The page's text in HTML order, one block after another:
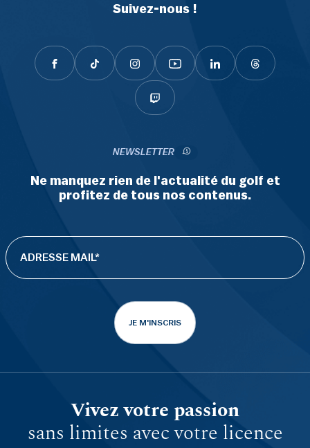
Suivez-nous !
NEWSLETTER
Ne manquez rien de l'actualité du golf et
profitez de tous nos contenus.
JE M'INSCRIS
Vivez votre passion
sans limites avec votre licence